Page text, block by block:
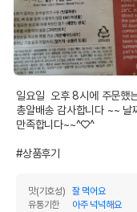
일요일  오후 8시에 주문했
총알배송 감사합니다 ~~ 날
만족합니다~~^♡^
#상품후기
맛(기호성)
잘 먹어요
유통기한
아주 넉넉해요